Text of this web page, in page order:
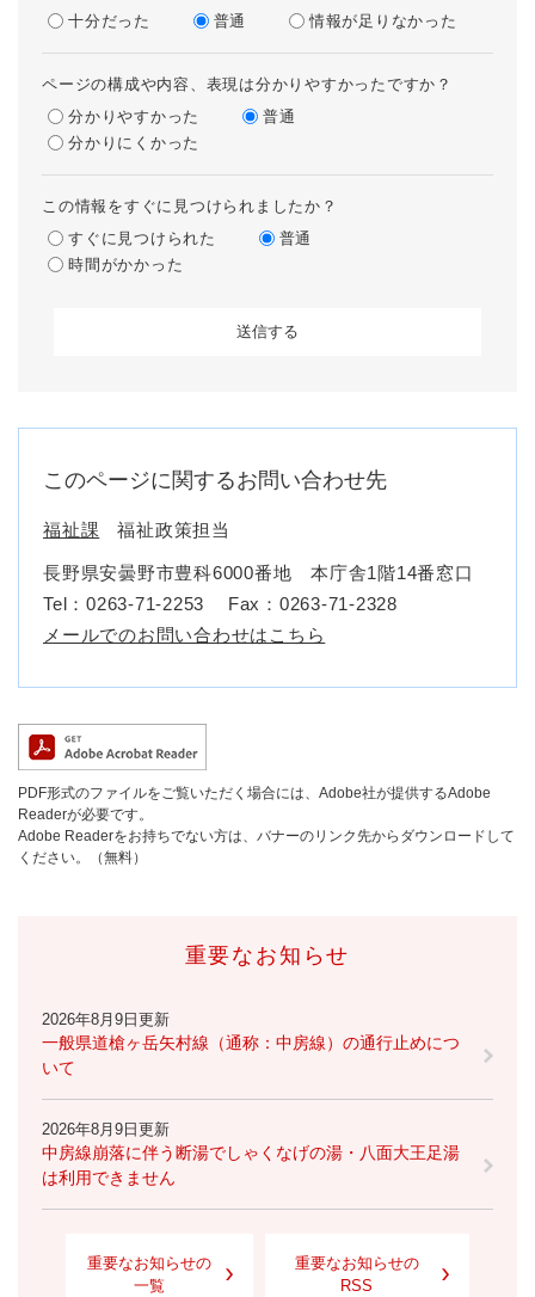
十分だった
普通 情報が足りなかった
ページの構成や内容、表現は分かりやすかったですか？
分かりやすかった
普通
分かりにくかった
この情報をすぐに見つけられましたか？
すぐに見つけられた
普通
時間がかかった
このページに関するお問い合わせ先
福祉課 福祉政策担当
長野県安曇野市豊科6000番地 本庁舎1階14番窓口
Tel：0263-71-2253
Fax：0263-71-2328
メールでのお問い合わせはこちら
PDF形式のファイルをご覧いただく場合には、Adobe社が提供するAdobe
Readerが必要です。
Adobe Readerをお持ちでない方は、バナーのリンク先からダウンロードして
ください。（無料）
重要なお知らせ
2026年8月9日更新
一般県道槍ヶ岳矢村線（通称：中房線）の通行止めにつ
いて
2026年8月9日更新
中房線崩落に伴う断湯でしゃくなげの湯・八面大王足湯
は利用できません
重要なお知らせの
一覧
重要なお知らせの
RSS